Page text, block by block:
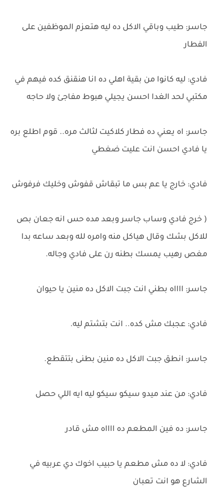
جاسر: طيب وباقي الاكل ده ليه هتعزم الموظفين على
الفطار
فادي: ليه كانوا من بقية اهلي ده انا هنقنق كده فيهم في
مكتبي لحد الغدا احسن يجيلي هبوط مفاجئ ولا حاجه
جاسر: اه يعني ده فطار كلاكيت لثالث مره.. قوم اطلع بره
يا فادي احسن انت عليت ضغطي
فادي: خارج يا عم بس ما تبقاش قفوش وخليك فرفوش
( خرج فادي وساب جاسر وبعد مده حس انه جعان بص
للاكل بشك وقال هياكل منه وامره لله وبعد ساعه بدا
مغص رهيب يمسك بطنه رن على فادي وجاله.
جاسر: ااااه بطني انت جبت الاكل ده منين يا حيوان
فادي: عجبك مش كده.. انت بتشتم ليه.
جاسر: انطق جبت الاكل ده منين بطنى بتتقطع.
فادي: من عند ميدو سيكو سيكو ليه ايه اللي حصل
جاسر: ده فين المطعم ده ااااه مش قادر
فادي: لا ده مش مطعم يا حبيب اخوك دي عربيه في
الشارع هو انت تعبان